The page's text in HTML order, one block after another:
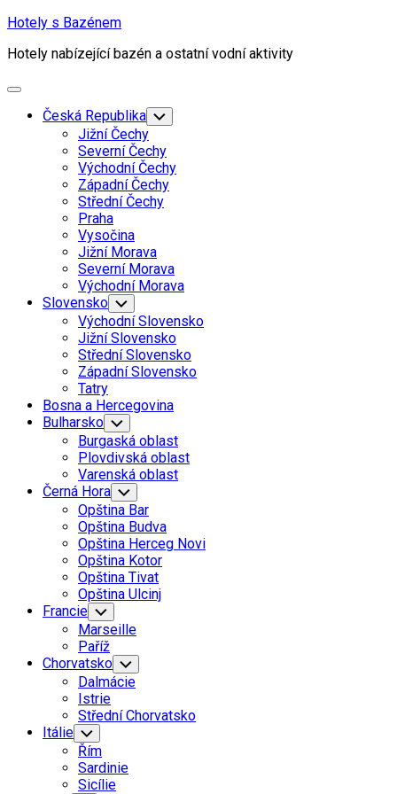
Skip
content
Hotely s Bazénem
Hotely nabízející bazén a ostatní vodní aktivity
Expand
Current
Page
Parent
Česká Republika Toggle
Child
Menu
Jižní Čechy
Severní Čechy
Východní Čechy
Západní Čechy
Střední Čechy
Praha
Vysočina
Jižní Morava
Severní Morava
Current
Page
Parent
Východní Morava
Slovensko Toggle
Child
Menu
Východní Slovensko
Jižní Slovensko
Střední Slovensko
Západní Slovensko
Tatry
Bosna a Hercegovina
Bulharsko Toggle
Child
Menu
Burgaská oblast
Plovdivská oblast
Varenská oblast
Černá Hora Toggle
Child
Menu
Opština Bar
Opština Budva
Opština Herceg Novi
Opština Kotor
Opština Tivat
Opština Ulcinj
Francie Toggle
Child
Menu
Marseille
Paříž
Chorvatsko Toggle
Child
Menu
Dalmácie
Istrie
Střední Chorvatsko
Itálie Toggle
Child
Menu
Řím
Sardinie
Sicílie